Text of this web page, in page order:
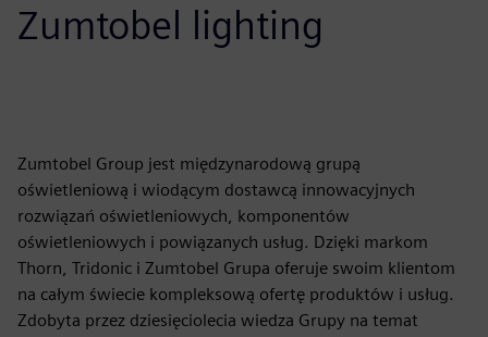
Zumtobel lighting
Zumtobel Group jest międzynarodową grupą
oświetleniową i wiodącym dostawcą innowacyjnych
rozwiązań oświetleniowych, komponentów
oświetleniowych i powiązanych usług. Dzięki markom
Thorn, Tridonic i Zumtobel Grupa oferuje swoim klientom
na całym świecie kompleksową ofertę produktów i usług.
Zdobyta przez dziesięciolecia wiedza Grupy na temat